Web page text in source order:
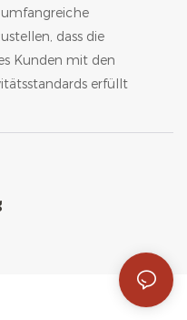
dass die
Kunden mit den
erfüllt